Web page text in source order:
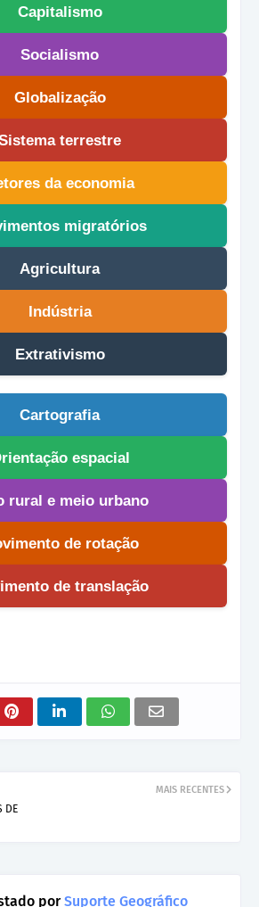
Capitalismo
Socialismo
Globalização
terrestre
da economia
migratórios
Agricultura
Indústria
Extrativismo
Cartografia
espacial
rural e meio urbano
de rotação
de translação
MAIS RECENTES
DE
porSuporte Geográfico